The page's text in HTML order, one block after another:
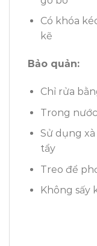
Có khóa
kẽ
Bảo quản:
Chỉ rửa
Trong
Sử dụng
tẩy
Treo để
Không sấy